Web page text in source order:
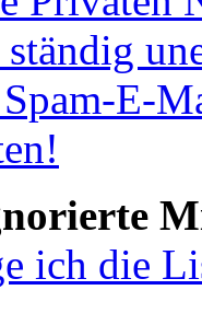
E-
ich die